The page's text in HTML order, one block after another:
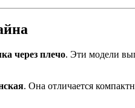
через плечо. Эти модели
. Она отличается